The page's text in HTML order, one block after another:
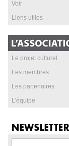
Voir
Liens utiles
Le projet culturel
Les membres
Les partenaires
L'équipe